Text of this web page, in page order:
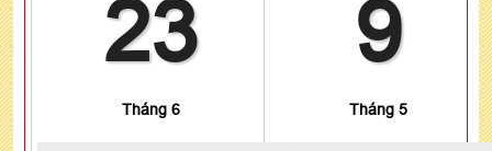
23
Tháng 6
9
Tháng 5